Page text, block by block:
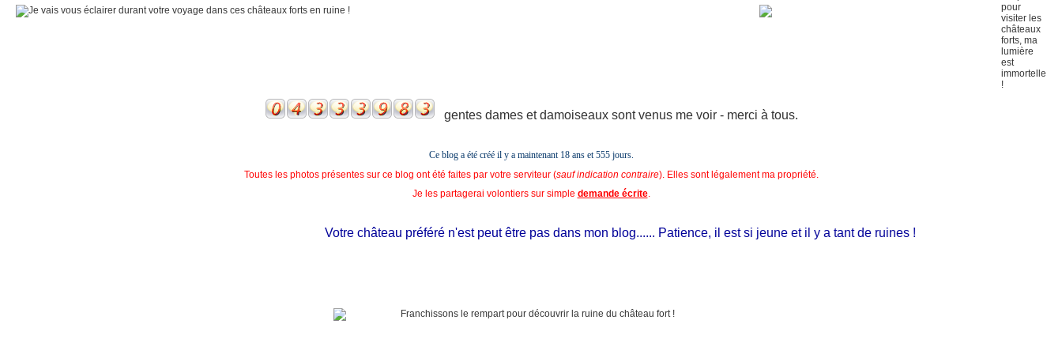
gentes dames et damoiseaux sont venus me voir - merci à tous.
Ce blog a été créé il y a maintenant 18 ans et555 jours.
Toutes les photos présentes sur ce blog ont été faites par votre serviteur (sauf indication contraire). Elles sont légalement ma propriété.
Je les partagerai volontiers sur simple demande écrite.
Votre château préféré n'est peut être pas dans mon blog...... Patience, il est si jeune et il y a tant de ruines !